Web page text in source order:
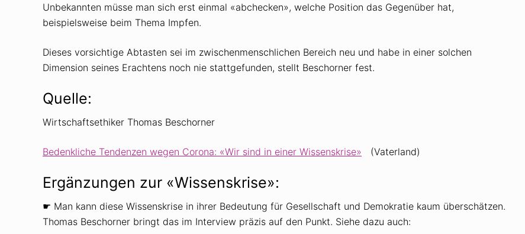
Unbekannten müsse man sich erst einmal «abchecken», welche Position das Gegenüber hat,
beispielsweise beim Thema Impfen.
Dieses vorsichtige Abtasten sei im zwischenmenschlichen Bereich neu und habe in einer solchen
Dimension seines Erachtens noch nie stattgefunden, stellt Beschorner fest.
Quelle:
Wirtschaftsethiker Thomas Beschorner
Bedenkliche Tendenzen wegen Corona: «Wir sind in einer Wissenskrise» (Vaterland)
Ergänzungen zur «Wissenskrise»:
☛ Man kann diese Wissenskrise in ihrer Bedeutung für Gesellschaft und Demokratie kaum überschätzen.
Thomas Beschorner bringt das im Interview präzis auf den Punkt. Siehe dazu auch: